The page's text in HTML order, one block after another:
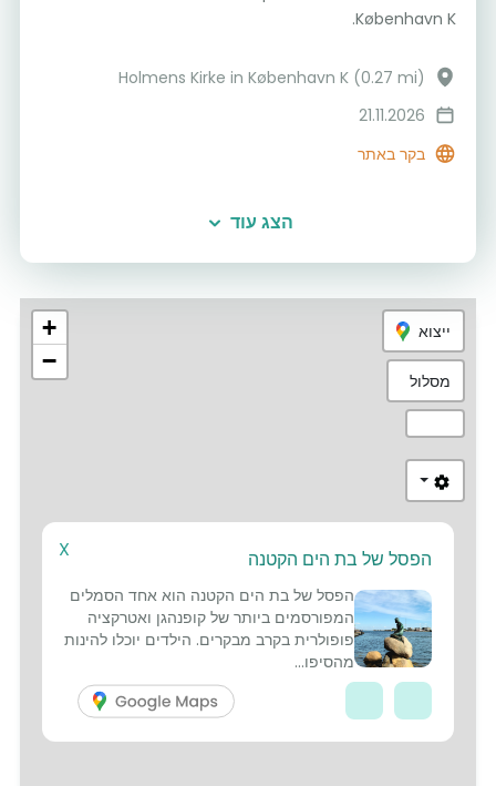
København K.
Holmens Kirke in København K (0.27 mi)
21.11.2026
בקר באתר
הצג עוד
1
3
4
6
+
−
ייצוא
מסלול
X הפסל של בת הים הקטנה
הפסל של בת הים הקטנה הוא אחד הסמלים
המפורסמים ביותר של קופנהגן ואטרקציה
פופולרית בקרב מבקרים. הילדים יוכלו להינות
מהסיפו...